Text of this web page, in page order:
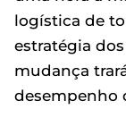
logística de
estratégia
mudança
desempenho